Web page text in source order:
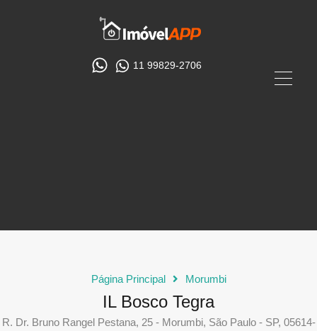
11 99829-2706
Página Principal Morumbi
IL Bosco Tegra
R. Dr. Bruno Rangel Pestana, 25 - Morumbi, São Paulo - SP, 05614-